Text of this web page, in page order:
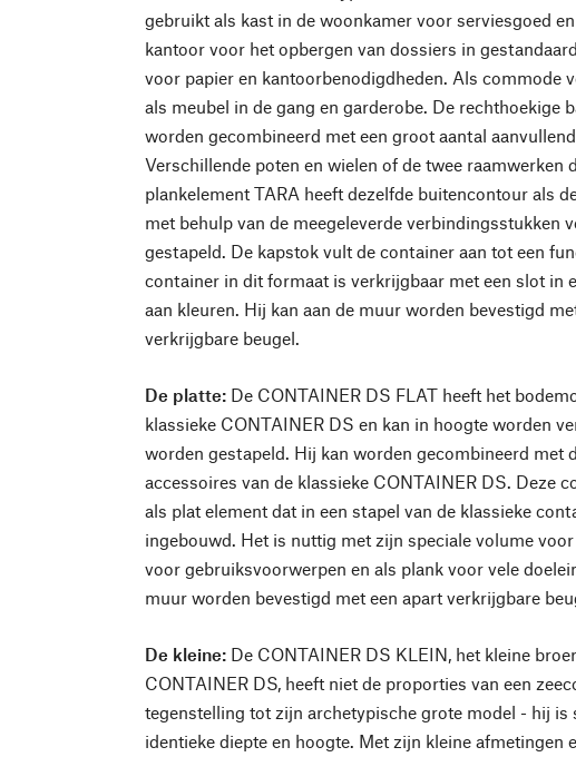
gebruikt als kast in de woonkamer voor serviesgoed
kantoor voor het opbergen van dossiers in
voor papier en kantoorbenodigdheden. Als commode
als meubel in de gang en garderobe. De rechthoekige
worden gecombineerd met een groot aantal
Verschillende poten en wielen of de twee raamwerken
plankelement TARA heeft dezelfde buitencontour als
met behulp van de meegeleverde verbindingsstukken
gestapeld. De kapstok vult de container aan tot een
container in dit formaat is verkrijgbaar met een slot in
aan kleuren. Hij kan aan de muur worden bevestigd
verkrijgbare beugel.
De platte: De CONTAINER DS FLAT heeft het
klassieke CONTAINER DS en kan in hoogte worden
worden gestapeld. Hij kan worden gecombineerd met
accessoires van de klassieke CONTAINER DS. Deze
als plat element dat in een stapel van de klassieke
ingebouwd. Het is nuttig met zijn speciale volume
voor gebruiksvoorwerpen en als plank voor vele
muur worden bevestigd met een apart verkrijgbare
De kleine: De CONTAINER DS KLEIN, het kleine
CONTAINER DS, heeft niet de proporties van een
tegenstelling tot zijn archetypische grote model - hij is
identieke diepte en hoogte. Met zijn kleine afmetingen